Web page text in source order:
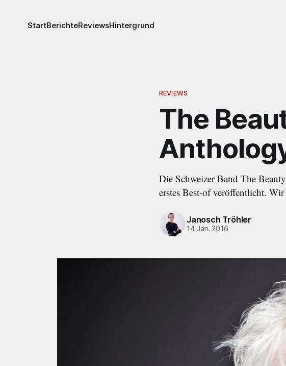
StartBerichteReviewsHintergrund
REVIEWS
The
Die Schweizer Band The
erstes Best-of veröffentlicht.
Janosch Tröhler
14 Jan. 2016